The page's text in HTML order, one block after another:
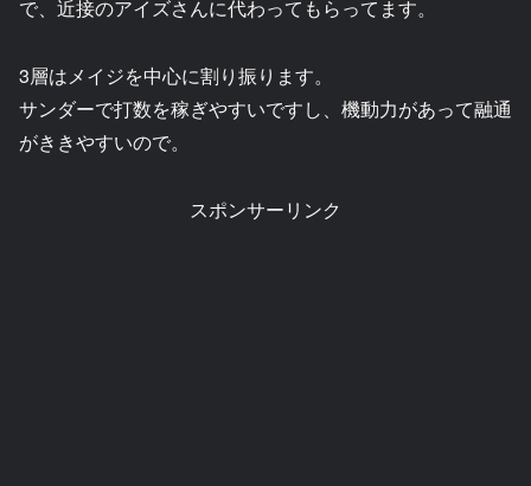
で、近接のアイズさんに代わってもらってます。
3層はメイジを中心に割り振ります。
サンダーで打数を稼ぎやすいですし、機動力があって融通
がききやすいので。
スポンサーリンク